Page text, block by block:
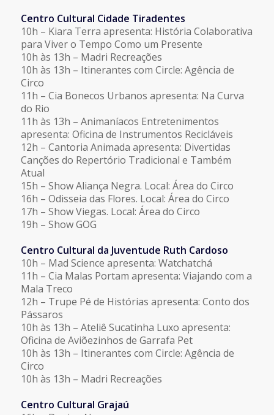
Centro Cultural Cidade Tiradentes
10h – Kiara Terra apresenta: História Colaborativa
para Viver o Tempo Como um Presente
10h às 13h – Madri Recreações
10h às 13h – Itinerantes com Circle: Agência de
Circo
11h – Cia Bonecos Urbanos apresenta: Na Curva
do Rio
11h às 13h – Animaníacos Entretenimentos
apresenta: Oficina de Instrumentos Recicláveis
12h – Cantoria Animada apresenta: Divertidas
Canções do Repertório Tradicional e Também
Atual
15h – Show Aliança Negra. Local: Área do Circo
16h – Odisseia das Flores. Local: Área do Circo
17h – Show Viegas. Local: Área do Circo
19h – Show GOG
Centro Cultural da Juventude Ruth Cardoso
10h – Mad Science apresenta: Watchatchá
11h – Cia Malas Portam apresenta: Viajando com a
Mala Treco
12h – Trupe Pé de Histórias apresenta: Conto dos
Pássaros
10h às 13h – Ateliê Sucatinha Luxo apresenta:
Oficina de Aviõezinhos de Garrafa Pet
10h às 13h – Itinerantes com Circle: Agência de
Circo
10h às 13h – Madri Recreações
Centro Cultural Grajaú